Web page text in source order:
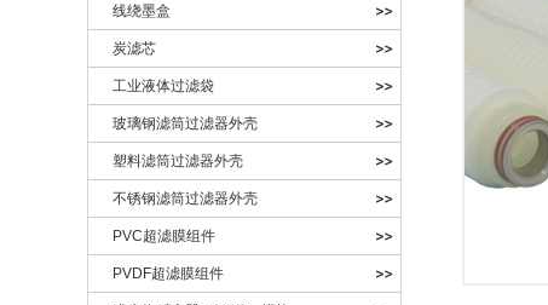
线绕墨盒
炭滤芯
工业液体过滤袋
玻璃钢滤筒过滤器外壳
塑料滤筒过滤器外壳
不锈钢滤筒过滤器外壳
PVC超滤膜组件
PVDF超滤膜组件